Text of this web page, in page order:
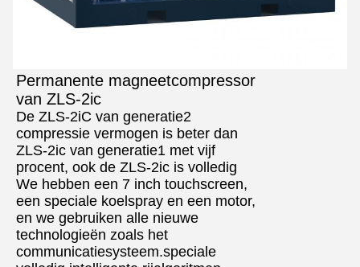
Permanente magneetcompressor
van ZLS-2ic
De ZLS-2iC van generatie2
compressie vermogen is beter dan
ZLS-2ic van generatie1 met vijf
procent, ook de ZLS-2ic is volledig
We hebben een 7 inch touchscreen,
een speciale koelspray en een motor,
en we gebruiken alle nieuwe
technologieën zoals het
communicatiesysteem.speciale